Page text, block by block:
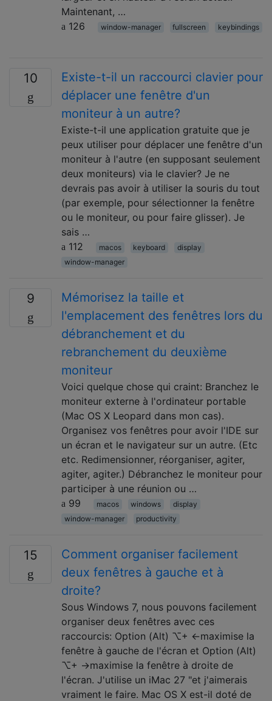
Maintenant, …
126
window-manager fullscreen keybindings
10
Existe-t-il un raccourci clavier pour
déplacer une fenêtre d'un
moniteur à un autre?
Existe-t-il une application gratuite que je
peux utiliser pour déplacer une fenêtre d'un
moniteur à l'autre (en supposant seulement
deux moniteurs) via le clavier? Je ne
devrais pas avoir à utiliser la souris du tout
(par exemple, pour sélectionner la fenêtre
ou le moniteur, ou pour faire glisser). Je
sais …
112
macos keyboard
display
window-manager
9
Mémorisez la taille et
l'emplacement des fenêtres lors du
débranchement et du
rebranchement du deuxième
moniteur
Voici quelque chose qui craint: Branchez le
moniteur externe à l'ordinateur portable
(Mac OS X Leopard dans mon cas).
Organisez vos fenêtres pour avoir l'IDE sur
un écran et le navigateur sur un autre. (Etc
etc. Redimensionner, réorganiser, agiter,
agiter, agiter.) Débranchez le moniteur pour
participer à une réunion ou …
99
macos windows
display
window-manager
productivity
15
Comment organiser facilement
deux fenêtres à gauche et à
droite?
Sous Windows 7, nous pouvons facilement
organiser deux fenêtres avec ces
raccourcis: Option (Alt) ⌥+ ←maximise la
fenêtre à gauche de l'écran et Option (Alt)
⌥+ →maximise la fenêtre à droite de
l'écran. J'utilise un iMac 27 "et j'aimerais
vraiment le faire. Mac OS X est-il doté de